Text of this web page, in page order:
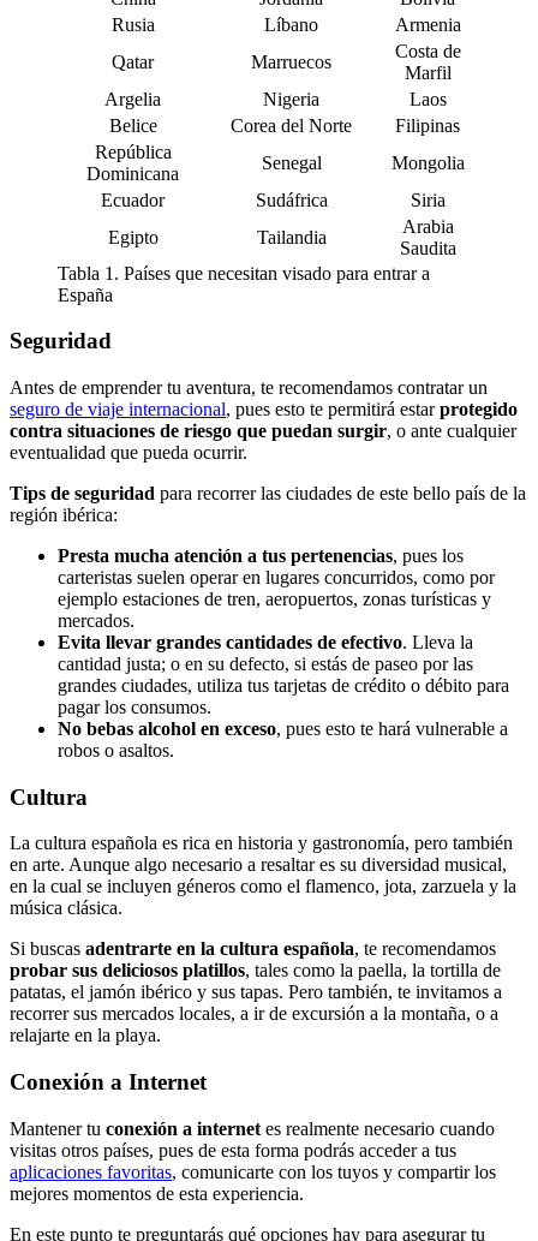
Rusia
Líbano
Armenia
Qatar
Marruecos
Costa de
Marfil
Argelia
Nigeria
Laos
Belice
Corea del Norte
Filipinas
República
Dominicana
Senegal
Mongolia
Ecuador
Sudáfrica
Siria
Egipto
Tailandia
Arabia
Saudita
Tabla 1. Países que necesitan visado para entrar a
España
Seguridad
Antes de emprender tu aventura, te recomendamos contratar un
seguro de viaje internacional, pues esto te permitirá estarprotegido
contra situaciones de riesgo que puedan surgir, o ante cualquier
eventualidad que pueda ocurrir.
Tips de seguridad para recorrer las ciudades de este bello país de la
región ibérica:
Presta mucha atención a tus pertenencias, pues los
carteristas suelen operar en lugares concurridos, como por
ejemplo estaciones de tren, aeropuertos, zonas turísticas y
mercados.
Evita llevar grandes cantidades de efectivo. Lleva la
cantidad justa; o en su defecto, si estás de paseo por las
grandes ciudades, utiliza tus tarjetas de crédito o débito para
pagar los consumos.
No bebas alcohol en exceso, pues esto te hará vulnerable a
robos o asaltos.
Cultura
La cultura española es rica en historia y gastronomía, pero también
en arte. Aunque algo necesario a resaltar es su diversidad musical,
en la cual se incluyen géneros como el flamenco, jota, zarzuela y la
música clásica.
Si buscas adentrarte en la cultura española, te recomendamos
probar sus deliciosos platillos, tales como la paella, la tortilla de
patatas, el jamón ibérico y sus tapas. Pero también, te invitamos a
recorrer sus mercados locales, a ir de excursión a la montaña, o a
relajarte en la playa.
Conexión a Internet
Mantener tu conexión a internet es realmente necesario cuando
visitas otros países, pues de esta forma podrás acceder a tus
aplicaciones favoritas, comunicarte con los tuyos y compartir los
mejores momentos de esta experiencia.
En este punto te preguntarás qué opciones hay para asegurar tu